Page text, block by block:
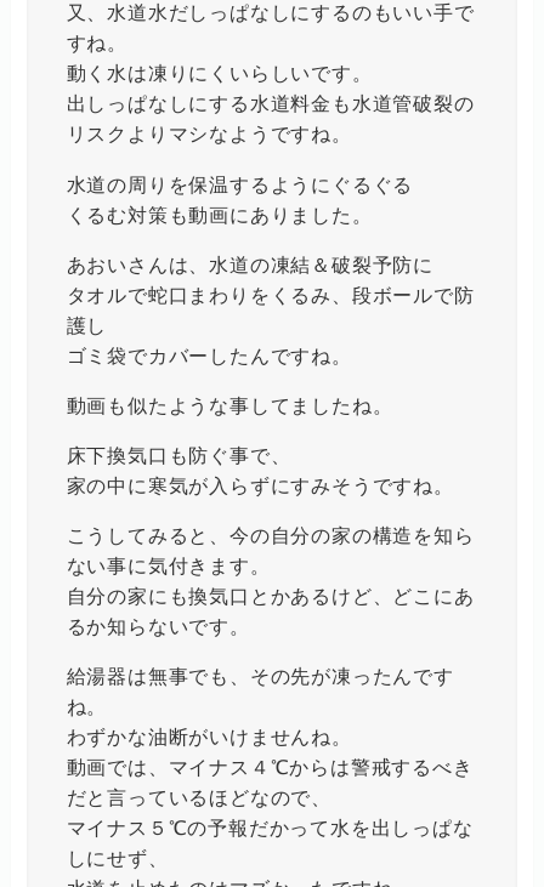
又、水道水だしっぱなしにするのもいい手で
すね。
動く水は凍りにくいらしいです。
出しっぱなしにする水道料金も水道管破裂の
リスクよりマシなようですね。
水道の周りを保温するようにぐるぐる
くるむ対策も動画にありました。
あおいさんは、水道の凍結＆破裂予防に
タオルで蛇口まわりをくるみ、段ボールで防
護し
ゴミ袋でカバーしたんですね。
動画も似たような事してましたね。
床下換気口も防ぐ事で、
家の中に寒気が入らずにすみそうですね。
こうしてみると、今の自分の家の構造を知ら
ない事に気付きます。
自分の家にも換気口とかあるけど、どこにあ
るか知らないです。
給湯器は無事でも、その先が凍ったんです
ね。
わずかな油断がいけませんね。
動画では、マイナス４℃からは警戒するべき
だと言っているほどなので、
マイナス５℃の予報だかって水を出しっぱな
しにせず、